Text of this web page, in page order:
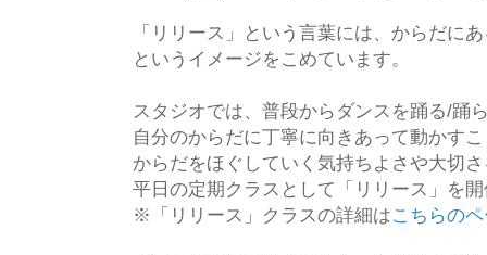
「リリース」という言葉には、からだに
というイメージをこめています。
スタジオでは、普段からダンスを踊る/踊
自分のからだに丁寧に向きあって動かす
からだをほぐしていく気持ちよさや大切
平日の定期クラスとして「リリース」を
※「リリース」クラスの詳細はこちらの